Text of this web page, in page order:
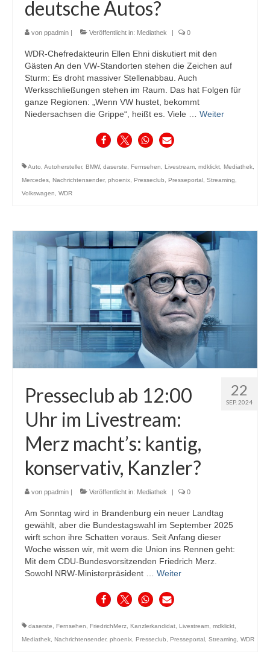
deutsche Autos?
von ppadmin | Veröffentlicht in: Mediathek | 0
WDR-Chefredakteurin Ellen Ehni diskutiert mit den
Gästen An den VW-Standorten stehen die Zeichen auf
Sturm: Es droht massiver Stellenabbau. Auch
Werksschließungen stehen im Raum. Das hat Folgen für
ganze Regionen: „Wenn VW hustet, bekommt
Niedersachsen die Grippe“, heißt es. Viele … Weiter
Auto Autohersteller, BMW, daserste Fernsehen Livestream mdklickt Mediathek
Mercedes Nachrichtensender, phoenix Presseclub Presseportal Streaming
Volkswagen
WDR
22
SEP. 2024
Presseclub ab 12:00
Uhr im Livestream:
Merz macht’s: kantig,
konservativ, Kanzler?
von ppadmin | Veröffentlicht in: Mediathek | 0
Am Sonntag wird in Brandenburg ein neuer Landtag
gewählt, aber die Bundestagswahl im September 2025
wirft schon ihre Schatten voraus. Seit Anfang dieser
Woche wissen wir, mit wem die Union ins Rennen geht:
Mit dem CDU-Bundesvorsitzenden Friedrich Merz.
Sowohl NRW-Ministerpräsident … Weiter
daserste Fernsehen FriedrichMerz Kanzlerkandidat Livestream mdklickt
Mediathek Nachrichtensender, phoenix Presseclub Presseportal Streaming WDR